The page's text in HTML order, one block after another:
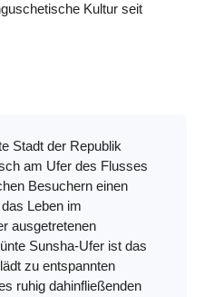
Kultur seit
Stadt der Republik
am Ufer des Flusses
Besuchern einen
Leben im
ausgetretenen
Sunsha-Ufer ist das
zu entspannten
ruhig dahinfließenden